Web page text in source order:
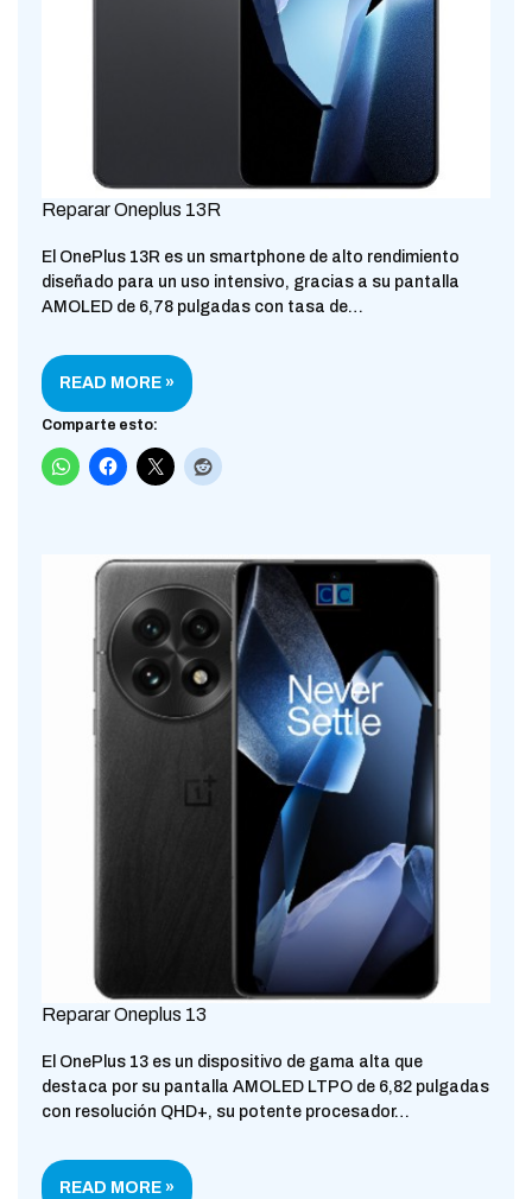
Reparar Oneplus 13R
El OnePlus 13R es un smartphone de alto rendimiento
diseñado para un uso intensivo, gracias a su pantalla
AMOLED de 6,78 pulgadas con tasa de…
READ MORE »
Comparte esto:
Reparar Oneplus 13
El OnePlus 13 es un dispositivo de gama alta que
destaca por su pantalla AMOLED LTPO de 6,82 pulgadas
con resolución QHD+, su potente procesador…
READ MORE »